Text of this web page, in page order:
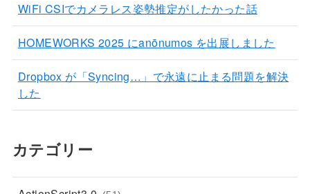
WiFi CSIでカメラレス姿勢推定がしたかった話
HOMEWORKS 2025 にanōnumos を出展しました
Dropbox が「Syncing…」で永遠に止まる問題を解決
した
カテゴリー